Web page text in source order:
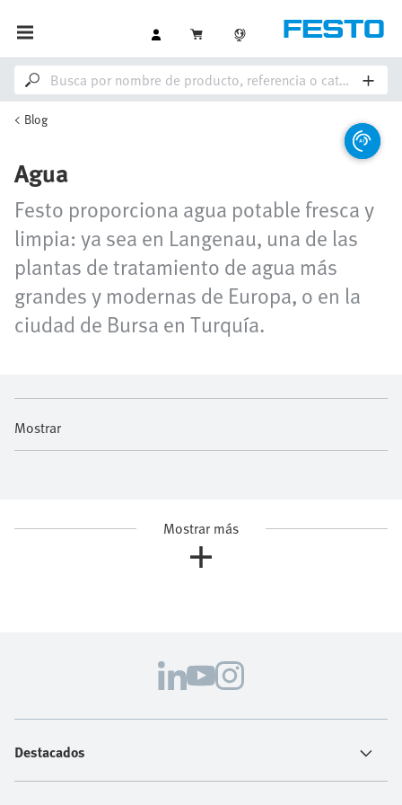
Blog
Agua
Festo proporciona agua potable fresca y
limpia: ya sea en Langenau, una de las
plantas de tratamiento de agua más
grandes y modernas de Europa, o en la
ciudad de Bursa en Turquía.
Mostrar
Mostrar más
Destacados